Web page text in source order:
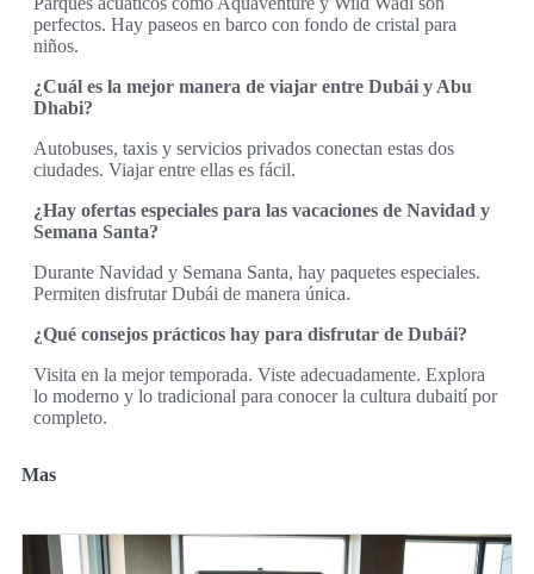
perfectos. Hay paseos en barco con fondo de cristal para
niños.
¿Cuál es la mejor manera de viajar entre Dubái y Abu
Dhabi?
Autobuses, taxis y servicios privados conectan estas dos
ciudades. Viajar entre ellas es fácil.
¿Hay ofertas especiales para las vacaciones de Navidad y
Semana Santa?
Durante Navidad y Semana Santa, hay paquetes especiales.
Permiten disfrutar Dubái de manera única.
¿Qué consejos prácticos hay para disfrutar de Dubái?
Visita en la mejor temporada. Viste adecuadamente. Explora
lo moderno y lo tradicional para conocer la cultura dubaití por
completo.
Mas